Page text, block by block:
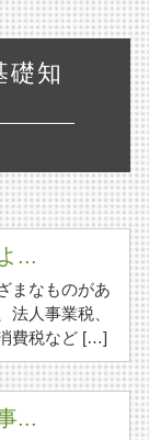
礎知
...
まなものがあ
法人事業税、
費税など […]
...